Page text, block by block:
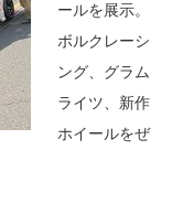
ールを展示。
ボルクレーシ
ング、グラム
ライツ、新作
ホイールをぜ